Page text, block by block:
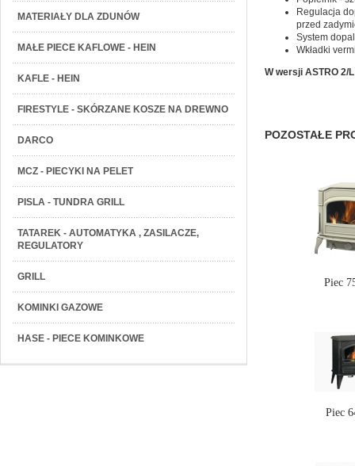
MATERIAŁY DLA ZDUNÓW
MAŁE PIECE KAFLOWE - HEIN
KAFLE - HEIN
FIRESTYLE - SKÓRZANE KOSZE NA DREWNO
DARCO
MCZ - PIECYKI NA PELET
PISLA - TUNDRA GRILL
TATAREK - AUTOMATYKA , ZASILACZE,
REGULATORY
GRILL
KOMINKI GAZOWE
HASE - PIECE KOMINKOWE
Regulacja
przed
System
Wkładki
W wersji ASTRO 2/
POZOSTAŁE
Piec
Piec